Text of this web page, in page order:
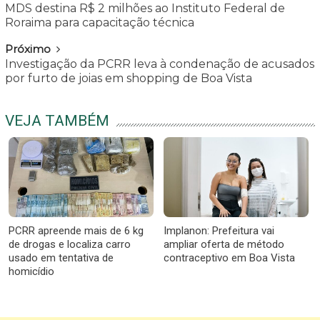
MDS destina R$ 2 milhões ao Instituto Federal de
Roraima para capacitação técnica
Próximo
Investigação da PCRR leva à condenação de acusados
por furto de joias em shopping de Boa Vista
VEJA TAMBÉM
PCRR apreende mais de 6 kg
de drogas e localiza carro
usado em tentativa de
homicídio
Implanon: Prefeitura vai
ampliar oferta de método
contraceptivo em Boa Vista